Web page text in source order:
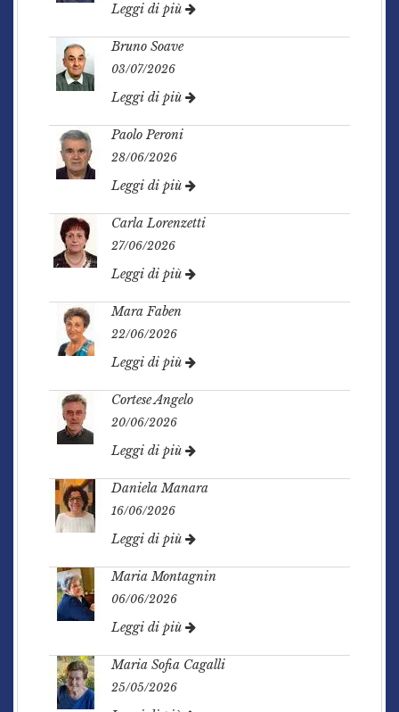
Leggi di più
Bruno Soave
03/07/2026
Leggi di più
Paolo Peroni
28/06/2026
Leggi di più
Carla Lorenzetti
27/06/2026
Leggi di più
Mara Faben
22/06/2026
Leggi di più
Cortese Angelo
20/06/2026
Leggi di più
Daniela Manara
16/06/2026
Leggi di più
Maria Montagnin
06/06/2026
Leggi di più
Maria Sofia Cagalli
25/05/2026